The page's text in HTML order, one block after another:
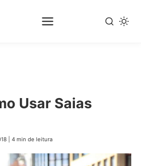
Usar Saias
4 min de leitura